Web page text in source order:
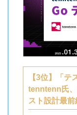
【3位】「テ
tenntenn氏
スト設計最前